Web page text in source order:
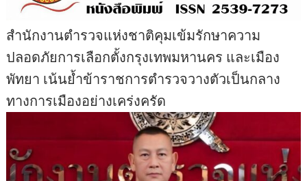
สำนักงานตำรวจแห่งชาติคุมเข้มรักษาความ
ปลอดภัยการเลือกตั้งกรุงเทพมหานคร และเมือง
พัทยา เน้นย้ำข้าราชการตำรวจวางตัวเป็นกลาง
ทางการเมืองอย่างเคร่งครัด